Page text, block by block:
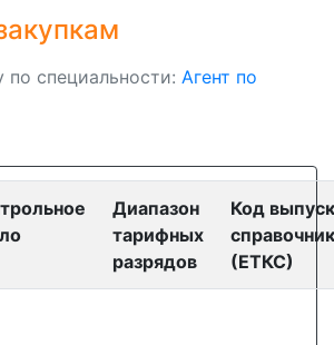
по специальности: Агент по
Диапазон
тарифных
разрядов
Код
(ЕТКС)